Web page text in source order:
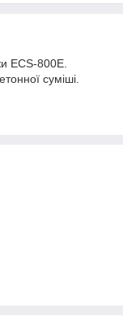
ECS-800E.
суміші.